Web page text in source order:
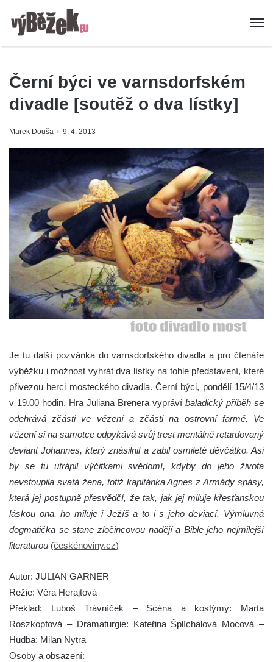
Černí býci ve varnsdorfském
divadle [soutěž o dva lístky]
Marek Douša 9. 4. 2013
Je tu další pozvánka do varnsdorfského divadla a pro čtenáře
výběžku i možnost vyhrát dva lístky na tohle představení, které
přivezou herci mosteckého divadla. Černí býci, pondělí 15/4/13
v 19.00 hodin. Hra Juliana Brenera vypráví baladický příběh se
odehrává zčásti ve vězení a zčásti na ostrovní farmě. Ve
vězení si na samotce odpykává svůj trest mentálně retardovaný
deviant Johannes, který znásilnil a zabil osmileté děvčátko. Asi
by se tu utrápil výčitkami svědomí, kdyby do jeho života
nevstoupila svatá žena, totiž kapitánka Agnes z Armády spásy,
která jej postupně přesvědčí, že tak, jak jej miluje křesťanskou
láskou ona, ho miluje i Ježíš a to i s jeho deviací. Výmluvná
dogmatička se stane zločincovou nadějí a Bible jeho nejmilejší
literaturou (českénoviny.cz)
Autor: JULIAN GARNER
Režie: Věra Herajtová
Překlad: Luboš Trávníček – Scéna a kostýmy: Marta
Roszkopfová – Dramaturgie: Kateřina Šplíchalová Mocová –
Hudba: Milan Nytra
Osoby a obsazení: